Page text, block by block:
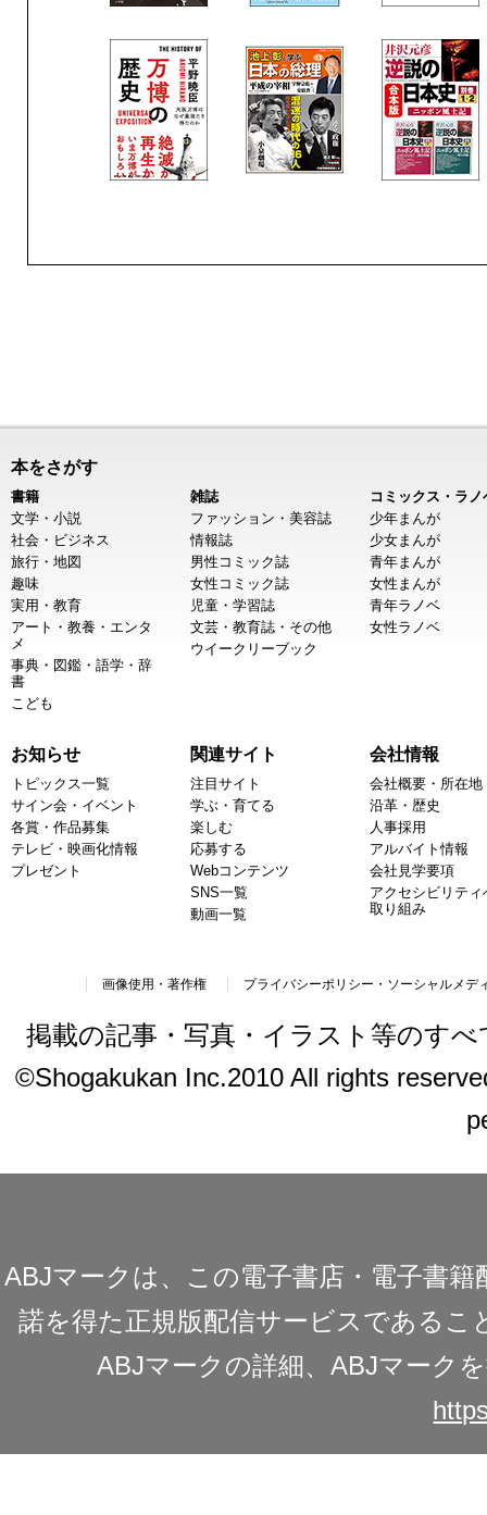
本をさがす
書籍
文学・小説
社会・ビジネス
旅行・地図
趣味
実用・教育
アート・教養・エンタ
メ
事典・図鑑・語学・辞
書
こども
雑誌
ファッション・美容誌
情報誌
男性コミック誌
女性コミック誌
児童・学習誌
文芸・教育誌・その他
ウイークリーブック
コミックス・ラノ
少年まんが
少女まんが
青年まんが
女性まんが
青年ラノベ
女性ラノベ
お知らせ
トピックス一覧
サイン会・イベント
各賞・作品募集
テレビ・映画化情報
プレゼント
関連サイト
注目サイト
学ぶ・育てる
楽しむ
応募する
Webコンテンツ
SNS一覧
動画一覧
会社情報
会社概要・所在地
沿革・歴史
人事採用
アルバイト情報
会社見学要項
アクセシビリティ
取り組み
画像使用・著作権 プライバシーポリシー・ソーシャルメデ
掲載の記事・写真・イラスト等のす
©Shogakukan Inc.2010 All rights
ABJマークは、この電子書店・電子書
諾を得た正規版配信サービスであるこ
ABJマークの詳細、ABJマーク